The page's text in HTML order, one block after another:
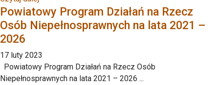
Powiatowy Program Działań na Rzecz
Osób Niepełnosprawnych na lata 2021 –
2026
17 luty 2023
Powiatowy Program Działań na Rzecz Osób
Niepełnosprawnych na lata 2021 – 2026 ...